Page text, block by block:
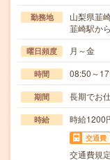
勤務地
山梨県韮
韮崎駅か
曜日頻度 月～金
時間 08:50～
期間 長期でお
時給 時給1200
交通費
交通費規